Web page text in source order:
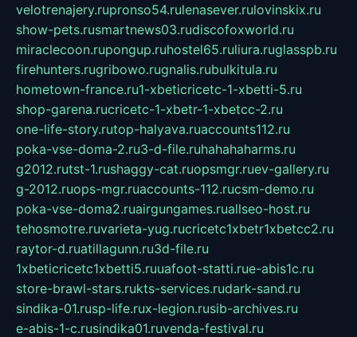
velotrenajery.rupronso54.rulenasever.rulovinskix.ru
show-pets.rusmartnews03.rudiscofoxworld.ru
miraclecoon.rupongup.ruhostel65.ruliura.ruglasspb.ru
firehunters.rugribowo.rugnalis.rubulkitula.ru
hometown-france.ru1-xbeticricetc-1-xbetti-5.ru
shop-garena.rucricetc-1-xbetr-1-xbetcc-2.ru
one-life-story.rutop-halyava.ruaccounts112.ru
poka-vse-doma-2.ru3-d-file.ruhahahaharms.ru
g2012.rutst-1.rushaggy-cat.ruopsmgr.ruev-gallery.ru
g-2012.ruops-mgr.ruaccounts-112.rucsm-demo.ru
poka-vse-doma2.ruairgungames.ruallseo-host.ru
tehosmotre.ruvarieta-yug.rucricetc1xbetr1xbetcc2.ru
raytor-d.ruatillagunn.ru3d-file.ru
1xbeticricetc1xbetti5.ruuafoot-statti.rue-abis1c.ru
store-brawl-stars.rukts-services.rudark-sand.ru
sindika-01.rusp-life.rux-legion.rusib-archives.ru
e-abis-1-c.rusindika01.ruvenda-festival.ru